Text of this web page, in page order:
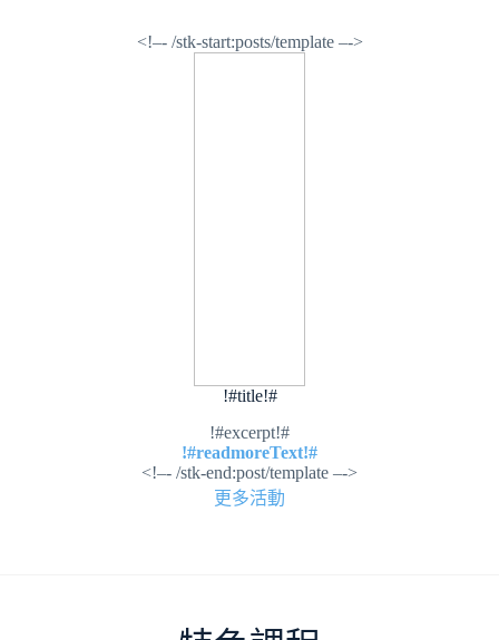
<!–- /stk-start:posts/template –->
!#title!#
!#excerpt!#
!#readmoreText!#
<!–- /stk-end:post/template –->
更多活動